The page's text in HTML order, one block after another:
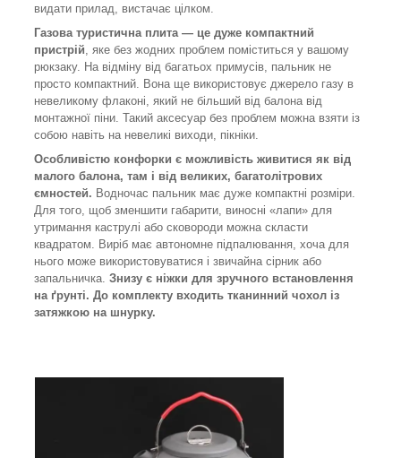
видати прилад, вистачає цілком.
Газова туристична плита — це дуже компактний
пристрій , яке без жодних проблем поміститься у вашому
рюкзаку. На відміну від багатьох примусів, пальник не
просто компактний. Вона ще використовує джерело газу в
невеликому флаконі, який не більший від балона від
монтажної піни. Такий аксесуар без проблем можна взяти із
собою навіть на невеликі виходи, пікніки.
Особливістю конфорки є можливість живитися як від
малого балона, там і від великих, багатолітрових
ємностей. Водночас пальник має дуже компактні розміри.
Для того, щоб зменшити габарити, виносні «лапи» для
утримання каструлі або сковороди можна скласти
квадратом. Виріб має автономне підпалювання, хоча для
нього може використовуватися і звичайна сірник або
запальничка. Знизу є ніжки для зручного встановлення
на ґрунті. До комплекту входить тканинний чохол із
затяжкою на шнурку.